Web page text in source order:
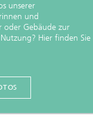
unserer
und
oder Gebäude zur
Hier finden Sie